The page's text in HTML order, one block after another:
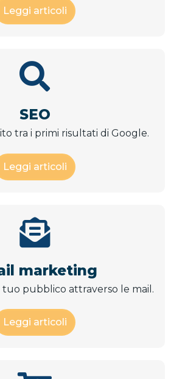
Leggi articoli
SEO
tra i primi risultati di Google.
Leggi articoli
marketing
pubblico attraverso le mail.
Leggi articoli